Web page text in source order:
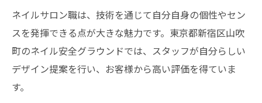
ネイルサロン職は、技術を通じて自分自身の個性やセン
スを発揮できる点が大きな魅力です。東京都新宿区山吹
町のネイル安全グラウンドでは、スタッフが自分らしい
デザイン提案を行い、お客様から高い評価を得ていま
す。